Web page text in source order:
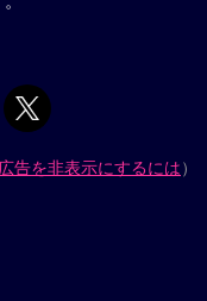
広告を非表示にするには）